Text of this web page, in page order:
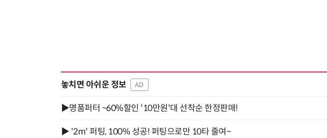
놓치면 아쉬운 정보 AD
▶명품퍼터 ~60%할인 '10만원'대 선착순 한정판매!
▶ '2m' 퍼팅, 100% 성공! 퍼팅으로만 10타 줄여~